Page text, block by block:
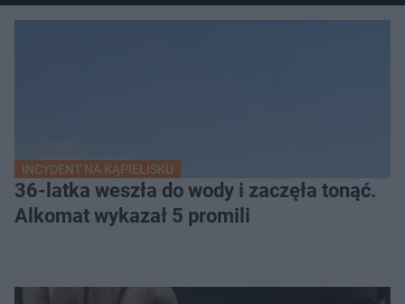
INCYDENT NA KĄPIELISKU
36-latka weszła do wody i zaczęła tonąć.
Alkomat wykazał 5 promili